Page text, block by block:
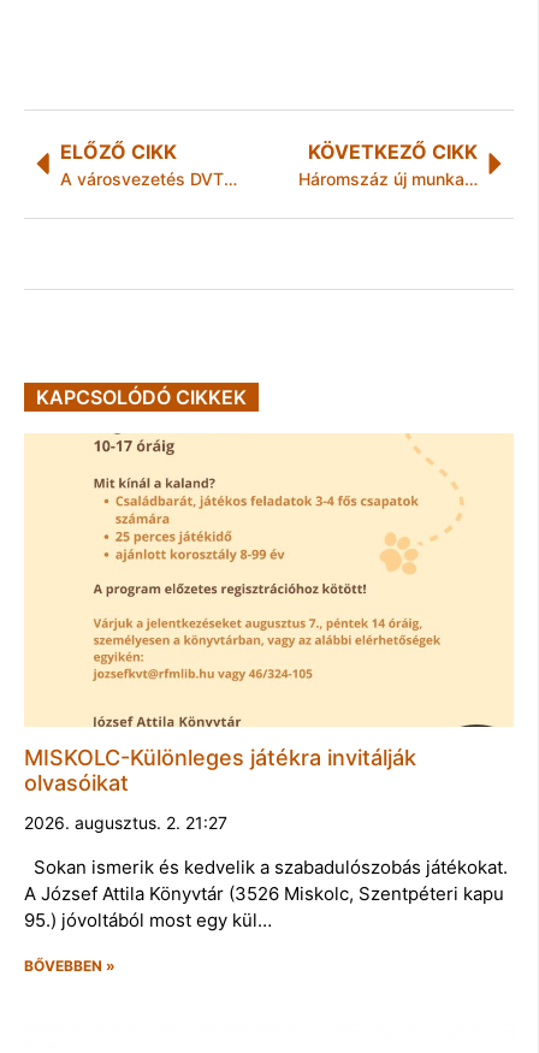
ELŐZŐ CIKK
A városvezetés DVTK ügyben tiszta tárgyalási alapot szeretne
KÖVETKEZŐ CIKK
Háromszáz új munkahely Miskolcon
KAPCSOLÓDÓ CIKKEK
MISKOLC-Különleges játékra invitálják
olvasóikat
2026. augusztus. 2. 21:27
Sokan ismerik és kedvelik a szabadulószobás játékokat.
A József Attila Könyvtár (3526 Miskolc, Szentpéteri kapu
95.) jóvoltából most egy kül…
BŐVEBBEN »